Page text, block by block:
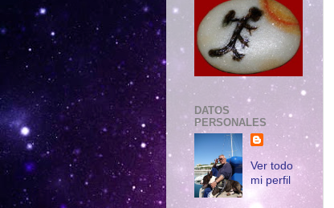
DATOS
PERSONALES
Ver todo
mi perfil